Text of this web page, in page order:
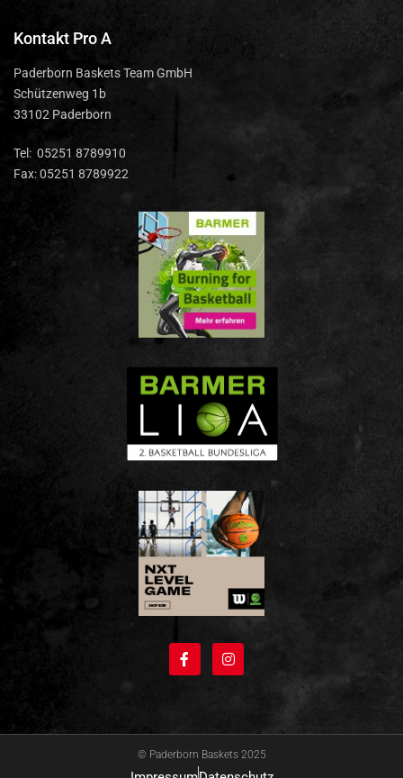
Kontakt Pro A
Paderborn Baskets Team GmbH
Schützenweg 1b
33102 Paderborn
Tel: 05251 8789910
Fax: 05251 8789922
© Paderborn Baskets 2025